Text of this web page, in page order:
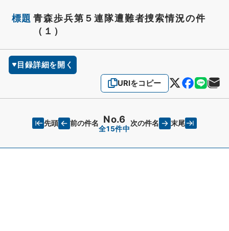
標題 青森歩兵第５連隊遭難者捜索情況の件
（１）
目録詳細を開く
URIをコピー
先頭 前の件名 No.6
全15件中
次の件名 末尾